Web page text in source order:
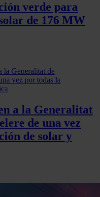
verde para
de 176 MW
a la Generalitat
de una vez
de solar y